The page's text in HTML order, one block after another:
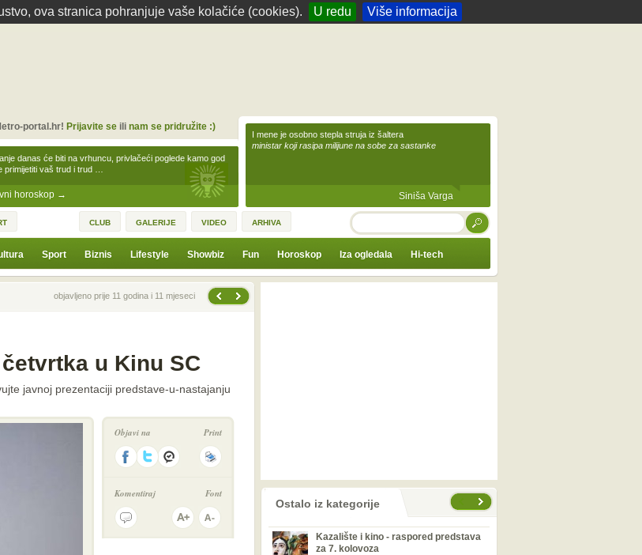
ova stranica pohranjuje vaše kolačiće (cookies). U redu Više informacija
horoskop →
danas će biti na vrhuncu, privlačeći poglede kamo god
primijetiti vaš trud i trud …
portal.hr! Prijavite seili nam se pridružite :)
I mene je osobno stepla struja iz šaltera
ministar koji rasipa milijune na sobe za sastanke
Siniša Varga
CLUB GALERIJE VIDEO ARHIVA TRAŽI
Sport Biznis Lifestyle Showbiz Fun Horoskop Iza ogledala Hi-tech
vijest
objavljeno prije 11 godina i 11 mjeseci
u Kinu SC
javnoj prezentaciji predstave-u-nastajanju
Objavi na Print
Komentiraj Fontprethodno Ostalo iz kategorije
Kazalište i kino - raspored predstava
za 7. kolovoza